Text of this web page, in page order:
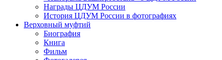
Награды ЦДУМ России
История ЦДУМ России в фотографиях
Верховный муфтий
Биография
Книга
Фильм